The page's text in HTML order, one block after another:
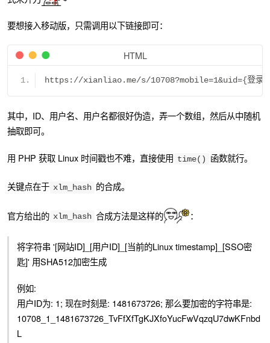
要想接入移动版，只需调用以下链接即可：
HTML
https://xianliao.me/s/10708?mobile=1&uid={登录用
其中，ID、用户名、用户名都很好伪造，弄一个数组，然后从中随机
抽取即可。
用 PHP 获取 Linux 时间戳也不难，直接使用 time() 函数就行。
关键点在于 xlm_hash 的合成。
官方给出的 xlm_hash 合成方法是这样的 ：
将字符串 '[网站ID]_[用户ID]_[当前的Linux timestamp]_[SSO密
匙]' 用SHA512加密生成
例如:
用户ID为: 1; 现在时刻是: 1481673726; 那么要加密的字符串是:
10708_1_1481673726_TvFfXfTgKJXfoYucFwVqzqU7dwKFnbd
L